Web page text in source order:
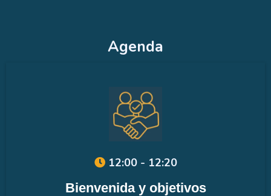
Agenda
12:00 - 12:20
Bienvenida y objetivos